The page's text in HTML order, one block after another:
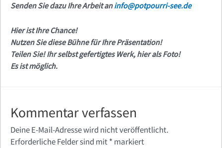
Senden Sie dazu Ihre Arbeit aninfo@potpourri-see.de
Hier ist Ihre Chance!
Nutzen Sie diese Bühne für Ihre Präsentation!
Teilen Sie! Ihr selbst gefertigtes Werk, hier als Foto!
Es ist möglich.
Kommentar verfassen
Deine E-Mail-Adresse wird nicht veröffentlicht.
Erforderliche Felder sind mit* markiert